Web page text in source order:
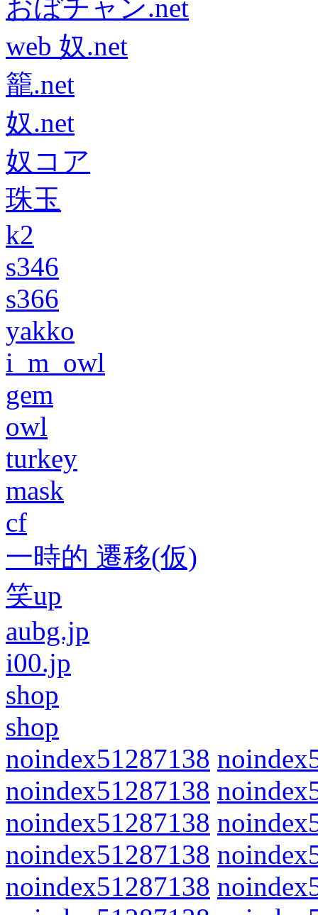
おぼチャン.net
web 奴.net
籠.net
奴.net
奴コア
珠玉
k2
s346
s366
yakko
i_m_owl
gem
owl
turkey
mask
cf
一時的 遷移(仮)
笑up
aubg.jp
i00.jp
shop
shop
noindex51287138
noindex51287138
noindex51287138
noindex51287138
noindex51287138